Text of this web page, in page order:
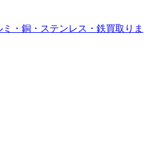
・銅・ステンレス・鉄買取りま